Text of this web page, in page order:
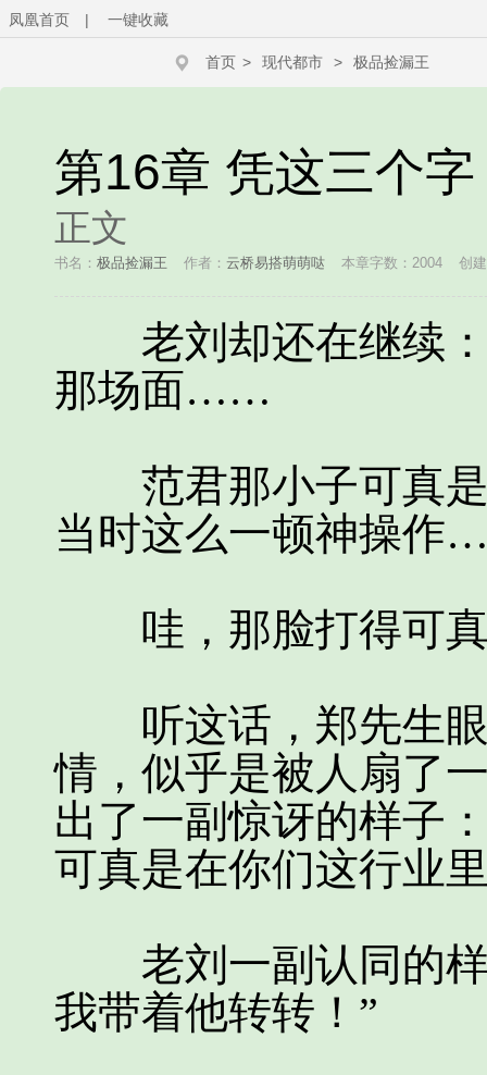
凤凰首页 | 一键收藏
首页 > 现代都市 > 极品捡漏王
第16章 凭这三个
正文
书名： 极品捡漏王 作者： 云桥易搭萌萌哒 本章字数：2004 创
老刘却还在继续：
那场面……
范君那小子可真是
当时这么一顿神操
哇，那脸打得可真
听这话，郑先生眼
情，似乎是被人扇了
出了一副惊讶的样子
可真是在你们这行业
老刘一副认同的样
我带着他转转！”